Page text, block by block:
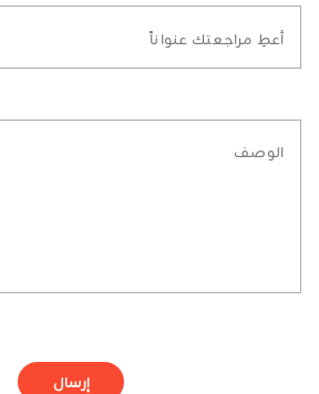
أعطِ مراجعتك عنواناً
الوصف
إرسال